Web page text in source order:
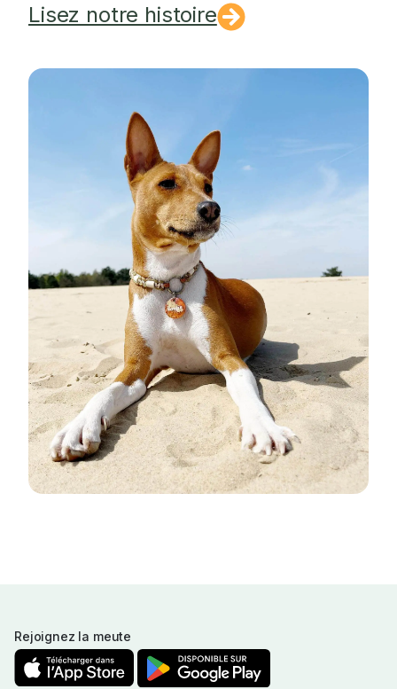
Lisez notre histoire
Rejoignez la meute